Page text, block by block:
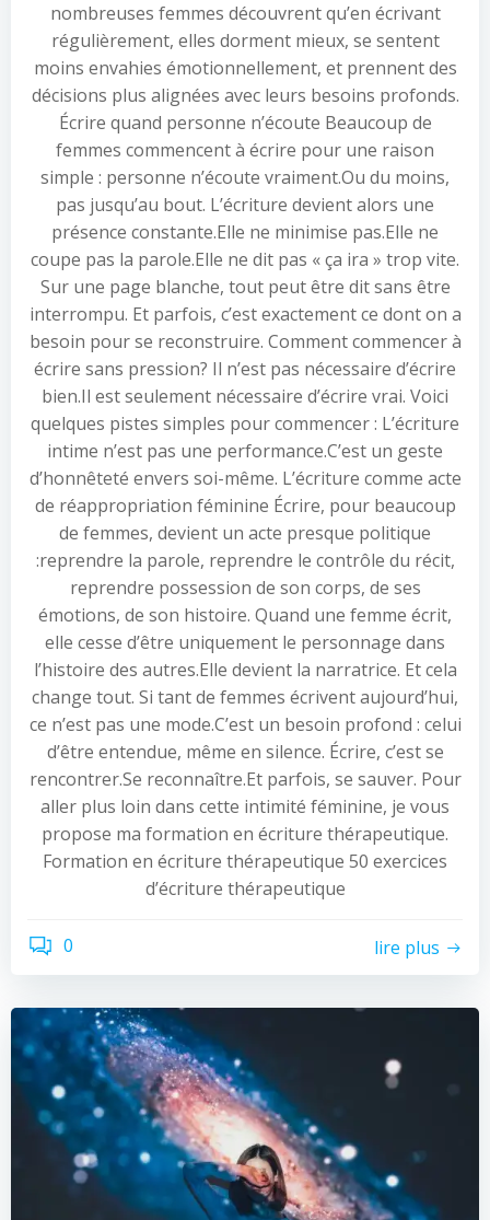
nombreuses femmes découvrent qu’en écrivant
régulièrement, elles dorment mieux, se sentent
moins envahies émotionnellement, et prennent des
décisions plus alignées avec leurs besoins profonds.
Écrire quand personne n’écoute Beaucoup de
femmes commencent à écrire pour une raison
simple : personne n’écoute vraiment.Ou du moins,
pas jusqu’au bout. L’écriture devient alors une
présence constante.Elle ne minimise pas.Elle ne
coupe pas la parole.Elle ne dit pas « ça ira » trop vite.
Sur une page blanche, tout peut être dit sans être
interrompu. Et parfois, c’est exactement ce dont on a
besoin pour se reconstruire. Comment commencer à
écrire sans pression? Il n’est pas nécessaire d’écrire
bien.Il est seulement nécessaire d’écrire vrai. Voici
quelques pistes simples pour commencer : L’écriture
intime n’est pas une performance.C’est un geste
d’honnêteté envers soi-même. L’écriture comme acte
de réappropriation féminine Écrire, pour beaucoup
de femmes, devient un acte presque politique
:reprendre la parole, reprendre le contrôle du récit,
reprendre possession de son corps, de ses
émotions, de son histoire. Quand une femme écrit,
elle cesse d’être uniquement le personnage dans
l’histoire des autres.Elle devient la narratrice. Et cela
change tout. Si tant de femmes écrivent aujourd’hui,
ce n’est pas une mode.C’est un besoin profond : celui
d’être entendue, même en silence. Écrire, c’est se
rencontrer.Se reconnaître.Et parfois, se sauver. Pour
aller plus loin dans cette intimité féminine, je vous
propose ma formation en écriture thérapeutique.
Formation en écriture thérapeutique 50 exercices
d’écriture thérapeutique
0 lire plus